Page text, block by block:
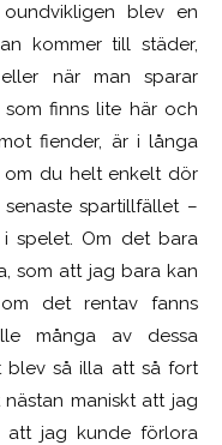
blev en
kommer till städer,
när man sparar
finns lite här och
fiender, är i långa
om du helt enkelt dör
spartillfället –
spelet. Om det bara
som att jag bara kan
det rentav fanns
många av dessa
blev så illa att så fort
maniskt att jag
jag kunde förlora